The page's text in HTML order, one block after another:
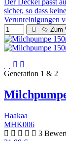
Der Deckel passt
sicher, so dass
Verunreinigungen
Zum
Generation 1 & 2
Haakaa
MHK006
3